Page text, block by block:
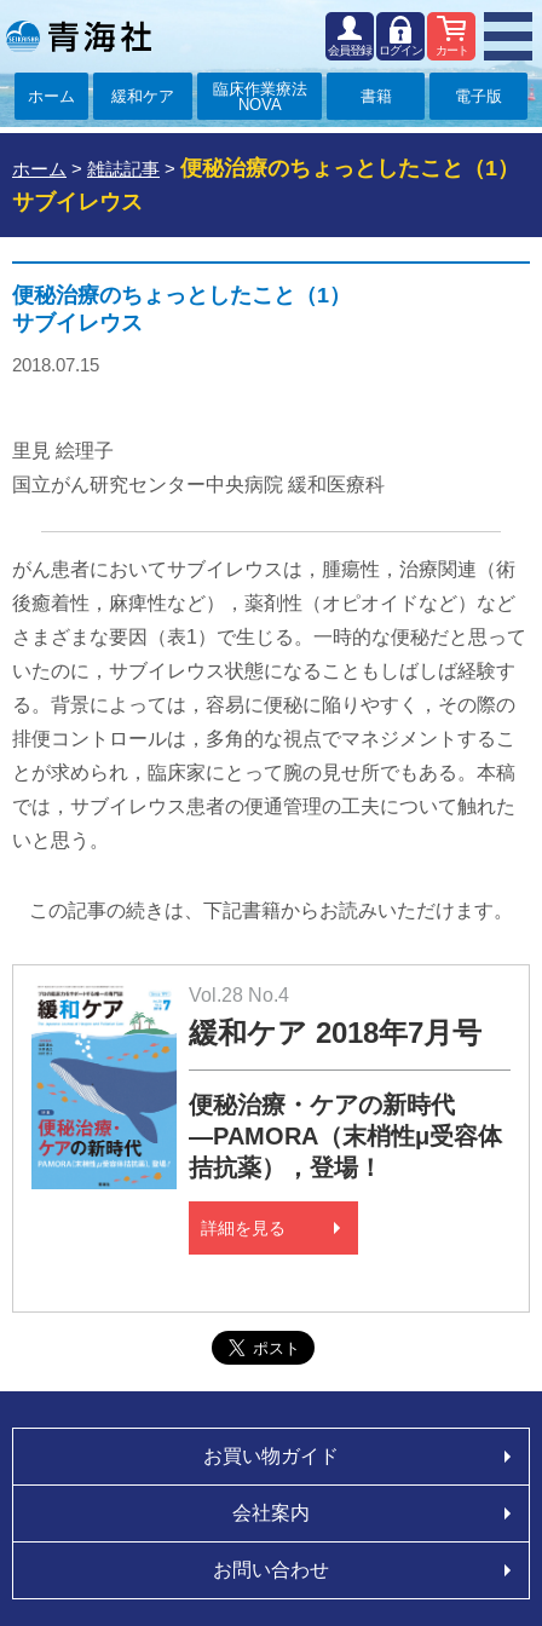
カート
ログイン
会員登録
ホーム 緩和ケア
臨床作業療法
NOVA
書籍 電子版
ホーム > 雑誌記事 > 便秘治療のちょっとしたこと（1）
サブイレウス
便秘治療のちょっとしたこと（1）
サブイレウス
2018.07.15
里見 絵理子
国立がん研究センター中央病院 緩和医療科
がん患者においてサブイレウスは，腫瘍性，治療関連（術
後癒着性，麻痺性など），薬剤性（オピオイドなど）など
さまざまな要因（表1）で生じる。一時的な便秘だと思って
いたのに，サブイレウス状態になることもしばしば経験す
る。背景によっては，容易に便秘に陥りやすく，その際の
排便コントロールは，多角的な視点でマネジメントするこ
とが求められ，臨床家にとって腕の見せ所でもある。本稿
では，サブイレウス患者の便通管理の工夫について触れた
いと思う。
この記事の続きは、下記書籍からお読みいただけます。
Vol.28 No.4
緩和ケア 2018年7月号
便秘治療・ケアの新時代
―PAMORA（末梢性μ受容体
拮抗薬），登場！
詳細を見る
お買い物ガイド
会社案内
お問い合わせ